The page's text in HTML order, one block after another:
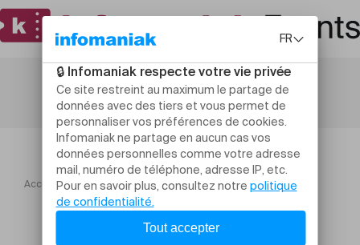
Accueil Lord Betterave